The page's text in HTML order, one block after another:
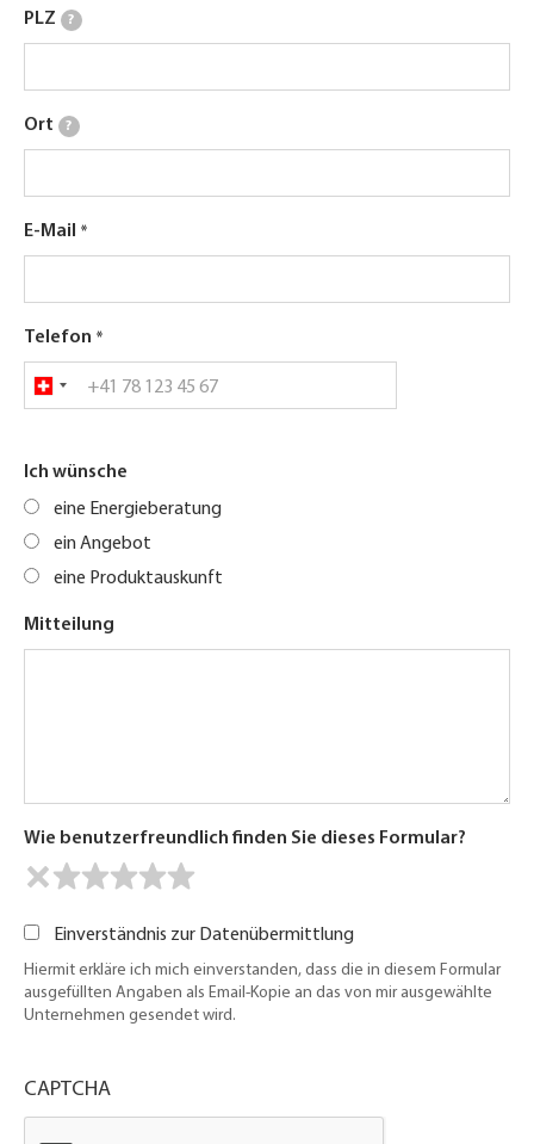
PLZ ?
Ort ?
E-Mail
Telefon
Ich wünsche
eine Energieberatung
ein Angebot
eine Produktauskunft
Mitteilung
Wie benutzerfreundlich finden Sie dieses Formular?
Einverständnis zur Datenübermittlung
Hiermit erkläre ich mich einverstanden, dass die in diesem Formular
ausgefüllten Angaben als Email-Kopie an das von mir ausgewählte
Unternehmen gesendet wird.
CAPTCHA